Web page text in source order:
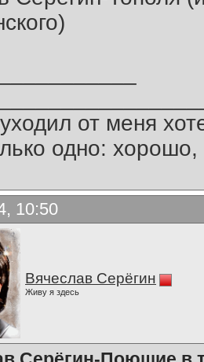
от меня
одно:
10:50
Вячеслав Серёгин
Живу я здесь